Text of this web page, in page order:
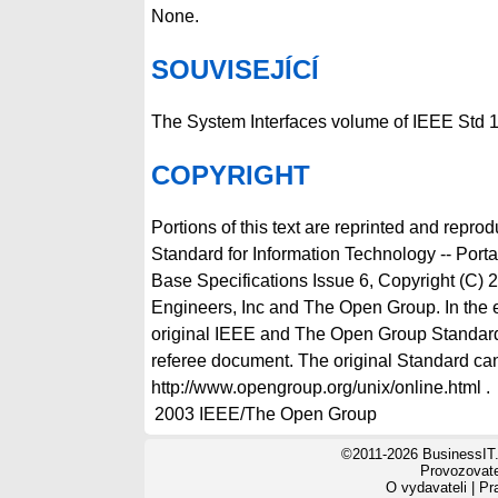
None.
SOUVISEJÍCÍ
The System Interfaces volume of IEEE Std
COPYRIGHT
Portions of this text are reprinted and
Standard for Information Technology --
Base Specifications Issue 6, Copyright (C)
Engineers, Inc and The Open Group. In
original IEEE and The Open Group
referee document. The original Standard
http://www.opengroup.org/unix/online.html .
2003 IEEE/The Open Group
©2011-2026
O vydavateli